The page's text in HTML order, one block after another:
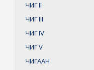
ЧИГII
ЧИГIII
ЧИГIV
ЧИГV
ЧИГААН